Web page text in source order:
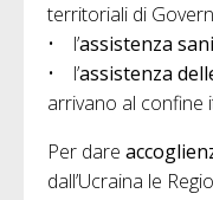
territoriali di
• l’assistenza
• l’assistenza
arrivano al confine
Per dare
dall’Ucraina le